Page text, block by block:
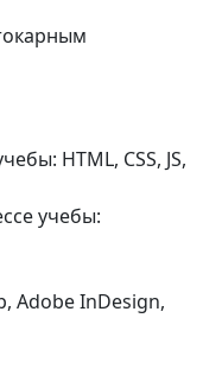
HTML, CSS, JS,
учебы:
Adobe InDesign,